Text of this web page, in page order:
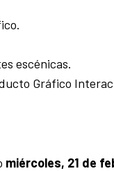
escénicas.
Gráfico
miércoles, 21 de